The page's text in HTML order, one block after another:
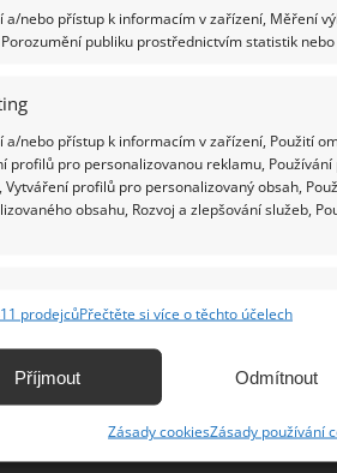
a/nebo přístup k informacím v zařízení, Měření
publiku prostřednictvím statistik
a/nebo přístup k informacím v zařízení, Použití
profilů pro personalizovanou reklamu,
Vytváření profilů pro personalizovaný obsah,
obsahu, Rozvoj a zlepšování služeb,
zařízení na základě automaticky přenášených
aktivně vyžádaných informací.
prodejcůPřečtěte si více o těchto účelech
Příjmout Odmítnout
Zásady cookiesZásady používání
do kuchyně si můžete
voda
Chalupaření
si pěstovali bylinky, ale nemáte
To vůbec nevadí. Bylinky si
nebo prostě jen tak ve vodě. Díky